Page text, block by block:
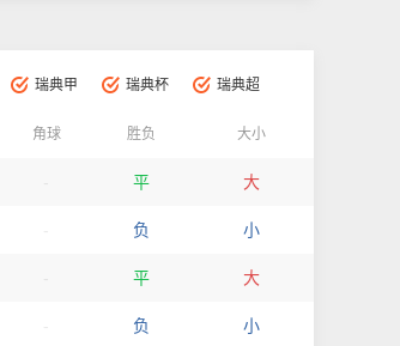
瑞典甲 瑞典杯 瑞典超
角球 胜负 大小
平 大
负 小
平 大
负 小